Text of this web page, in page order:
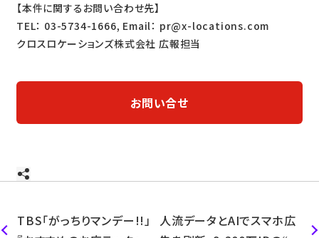
【本件に関するお問い合わせ先】
TEL： 03-5734-1666, Email： pr@x-locations.com
クロスロケーションズ株式会社 広報担当
お問い合せ
TBS「がっちりマンデー!!」
人流データとAIでスマホ広